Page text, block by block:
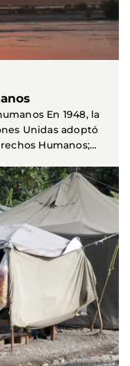
En 1948, la
Unidas adoptó
Humanos;